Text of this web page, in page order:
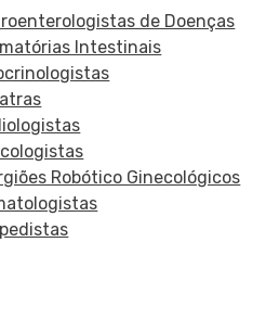
de Doenças
Intestinais
Robótico Ginecológicos